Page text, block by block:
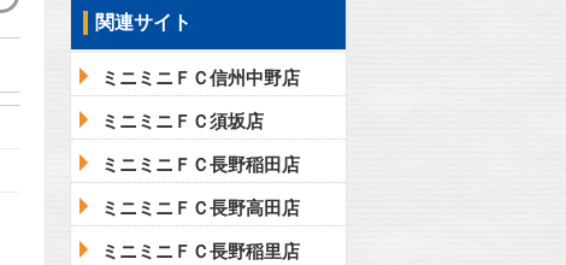
関連サイト
ミニミニＦＣ信州中野店
ミニミニＦＣ須坂店
ミニミニＦＣ長野稲田店
ミニミニＦＣ長野高田店
ミニミニＦＣ長野稲里店